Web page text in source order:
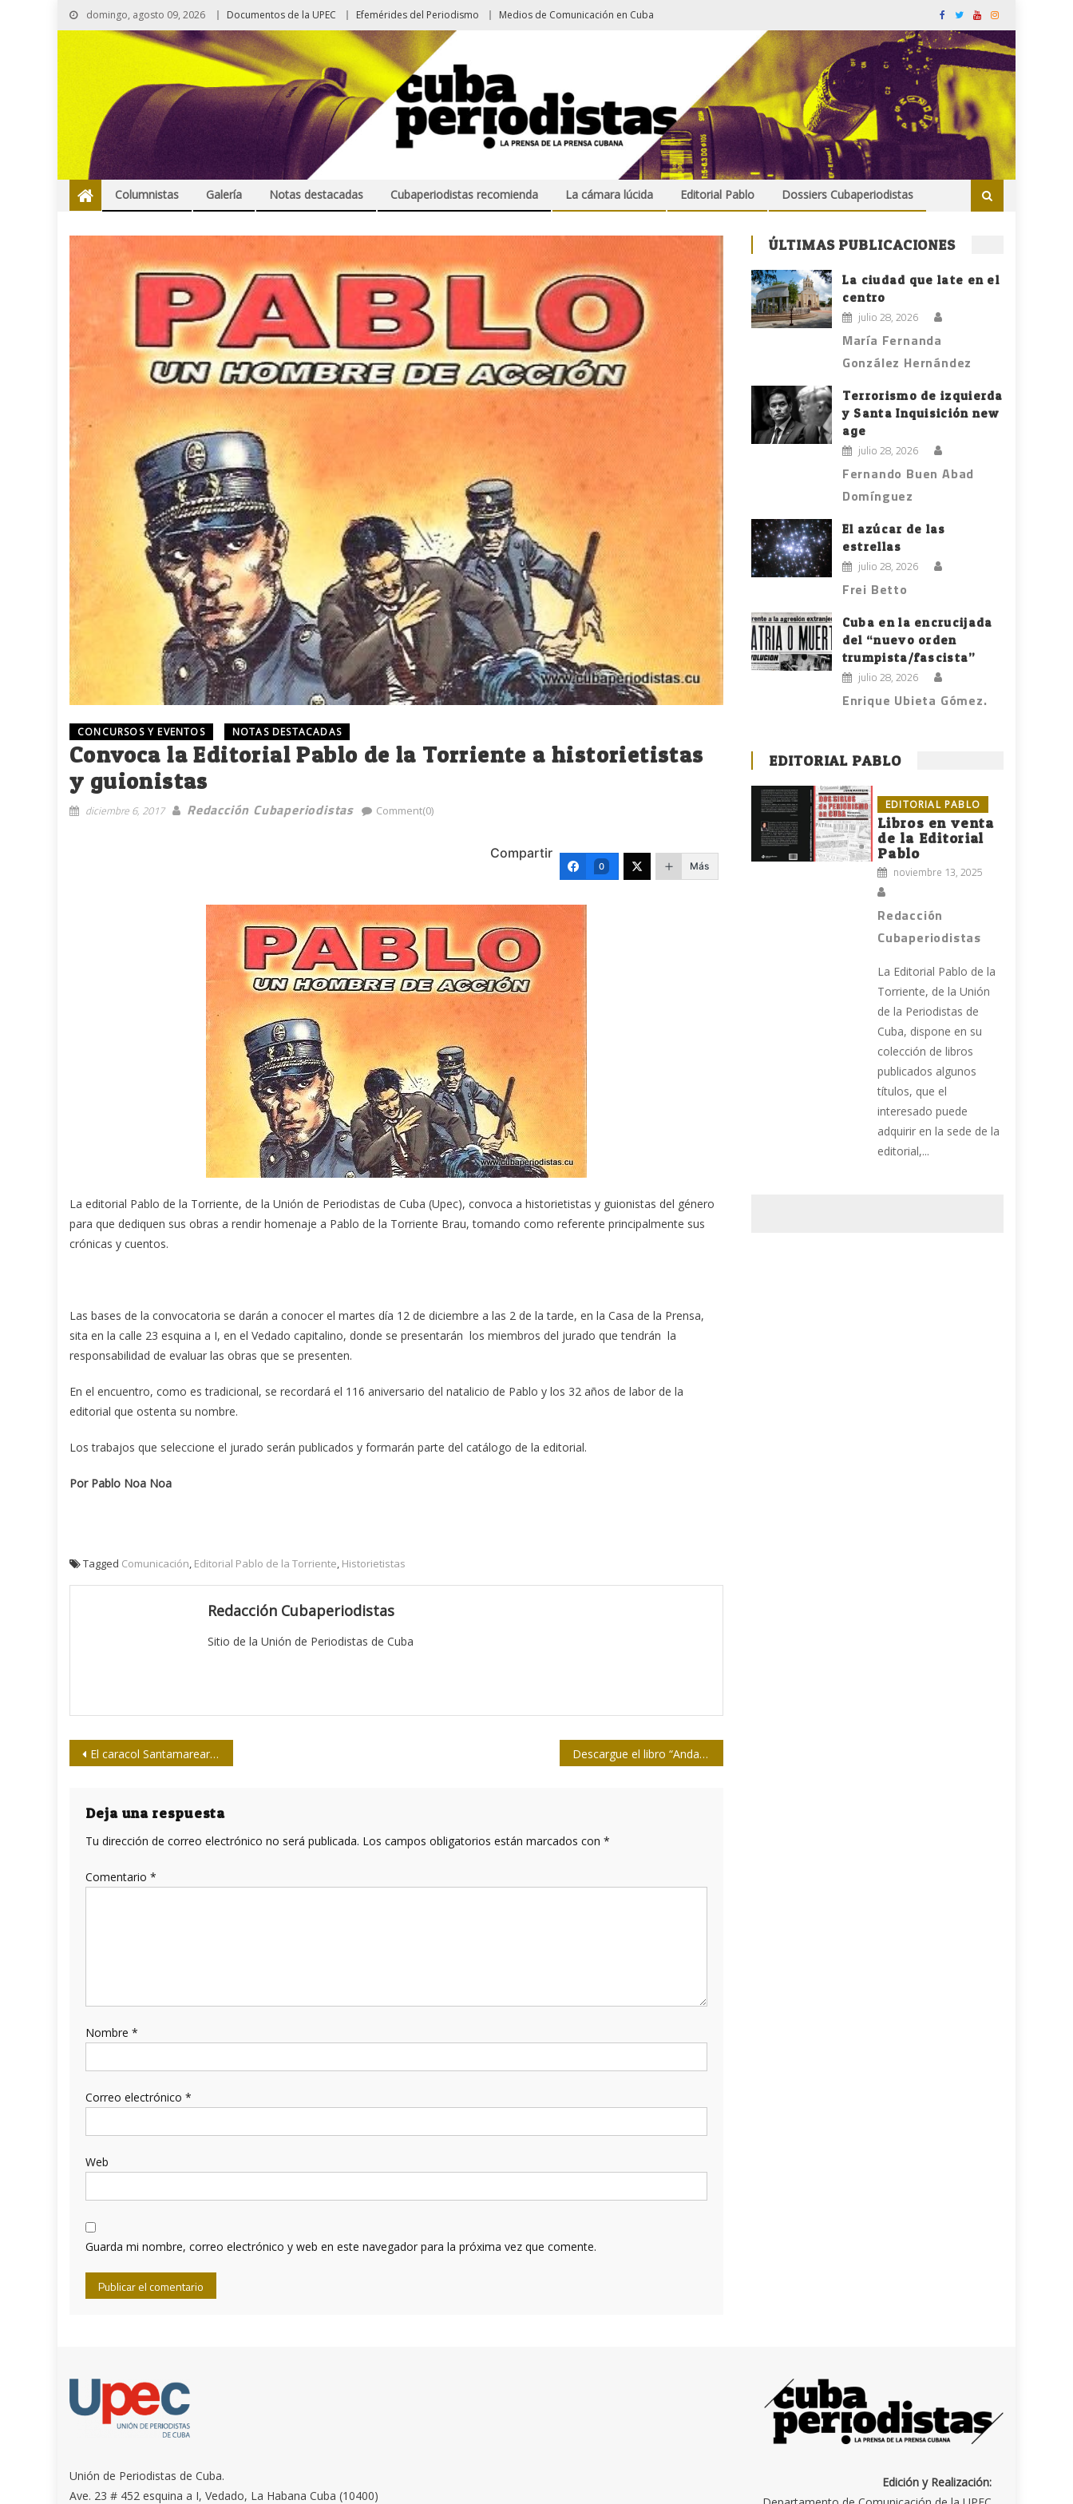
domingo, agosto 09, 2026 Documentos de la UPEC Efemérides del Periodismo Medios de Comunicación en Cuba
Columnistas Galería Notas destacadas Cubaperiodistas recomienda La cámara lúcida Editorial Pablo Dossiers Cubaperiodistas
CONCURSOS Y EVENTOS NOTAS DESTACADAS
Convoca la Editorial Pablo de la Torriente a historietistas
y guionistas
diciembre 6, 2017 Redacción Cubaperiodistas Comment(0)
Compartir
0 Más
La editorial Pablo de la Torriente, de la Unión de Periodistas de Cuba (Upec), convoca a historietistas y guionistas del género
para que dediquen sus obras a rendir homenaje a Pablo de la Torriente Brau, tomando como referente principalmente sus
crónicas y cuentos.
Las bases de la convocatoria se darán a conocer el martes día 12 de diciembre a las 2 de la tarde, en la Casa de la Prensa,
sita en la calle 23 esquina a I, en el Vedado capitalino, donde se presentarán los miembros del jurado que tendrán la
responsabilidad de evaluar las obras que se presenten.
En el encuentro, como es tradicional, se recordará el 116 aniversario del natalicio de Pablo y los 32 años de labor de la
editorial que ostenta su nombre.
Los trabajos que seleccione el jurado serán publicados y formarán parte del catálogo de la editorial.
Por Pablo Noa Noa
Tagged Comunicación, Editorial Pablo de la Torriente, Historietistas
Redacción Cubaperiodistas
Sitio de la Unión de Periodistas de Cuba
Navegación
entradas
El caracol Santamareare 2017 entregó sus premios Descargue el libro “Andanzas de Atahualpa”, dedicado a Carlos Bastidas
Deja una respuesta
Tu dirección de correo electrónico no será publicada. Los campos obligatorios están marcados con *
Comentario *
Nombre *
Correo electrónico *
Web
Guarda mi nombre, correo electrónico y web en este navegador para la próxima vez que comente.
ÚLTIMAS PUBLICACIONES
La ciudad que late en el
centro
julio 28, 2026
María Fernanda
González Hernández
Terrorismo de izquierda
y Santa Inquisición new
age
julio 28, 2026
Fernando Buen Abad
Domínguez
El azúcar de las
estrellas
julio 28, 2026
Frei Betto
Cuba en la encrucijada
del “nuevo orden
trumpista/fascista”
julio 28, 2026
Enrique Ubieta Gómez.
EDITORIAL PABLO
EDITORIAL PABLO
Libros en venta
de la Editorial
Pablo
noviembre 13, 2025
Redacción
Cubaperiodistas
La Editorial Pablo de la
Torriente, de la Unión
de la Periodistas de
Cuba, dispone en su
colección de libros
publicados algunos
títulos, que el
interesado puede
adquirir en la sede de la
editorial,...
Unión de Periodistas de Cuba.
Ave. 23 # 452 esquina a I, Vedado, La Habana Cuba (10400)
Edición y Realización: